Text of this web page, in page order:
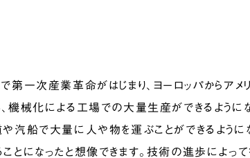
で第一次産業革命がはじまり、ヨーロッパからア
、機械化による工場での大量生産ができるように
や汽船で大量に人や物を運ぶことができるように
ことになったと想像できます。技術の進歩によ